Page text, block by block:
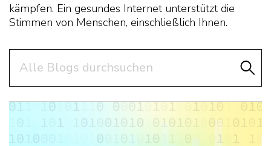
kämpfen. Ein gesundes Internet unterstützt die
Stimmen von Menschen, einschließlich Ihnen.